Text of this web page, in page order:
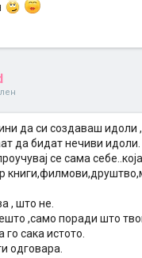
да си создаваш идоли
да бидат нечиви идоли.
се сама
, што не.
,само поради што
го сака истото.
одговара.